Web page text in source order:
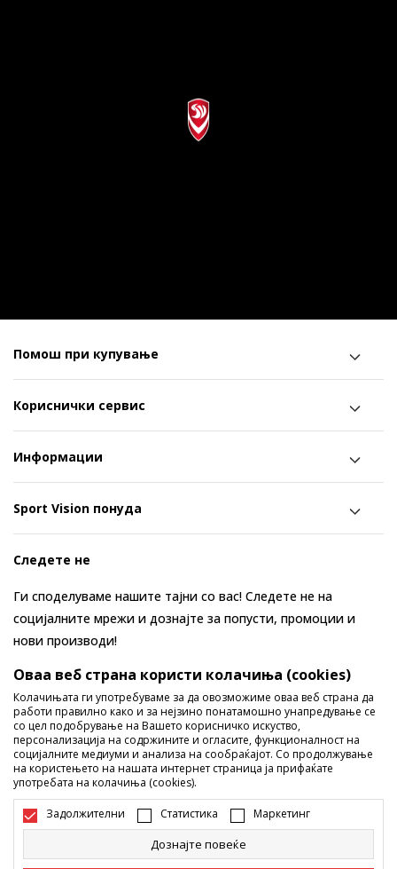
Помош при купување
Кориснички сервис
Информации
Sport Vision понуда
Следете не
Ги споделуваме нашите тајни со вас! Следете не на
социјалните мрежи и дознајте за попусти, промоции и
нови производи!
Македонија Промена
Оваа веб страна користи колачиња (cookies)
Колачињата ги употребуваме за да овозможиме оваа веб страна да
работи правилно како и за нејзино понатамошно унапредување се
со цел подобрување на Вашето корисничко искуство,
персонализација на содржините и огласите, функционалност на
социјалните медиуми и анализа на сообраќајот. Со продолжување
на користењето на нашата интернет страница ја прифаќате
употребата на колачиња (cookies).
Задолжителни Статистика Маркетинг
Дознајте повеќе